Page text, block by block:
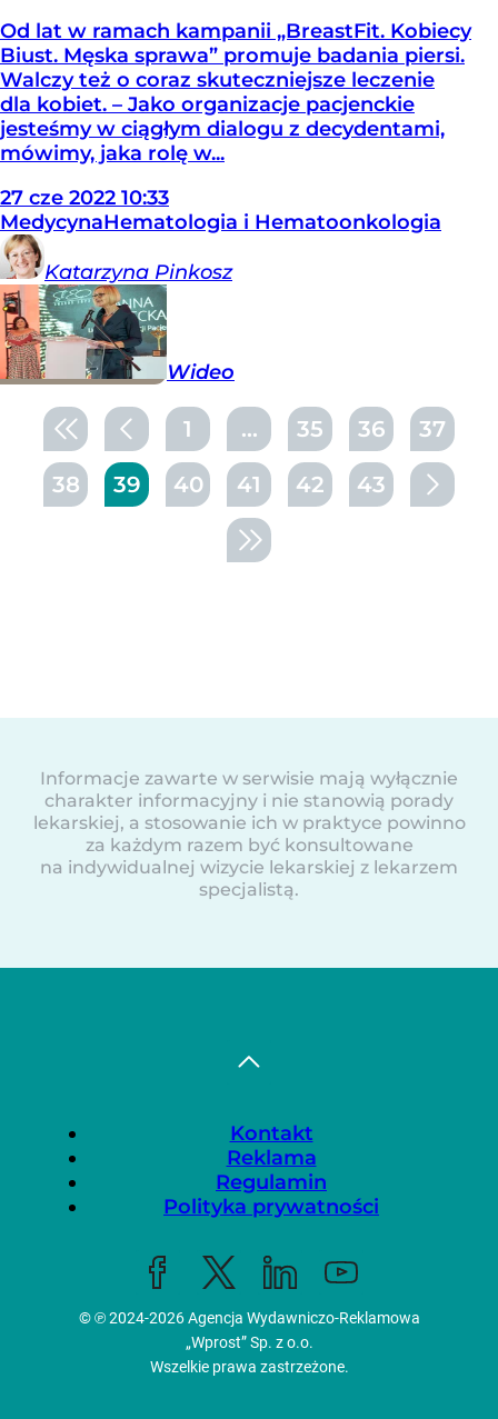
Od lat w ramach kampanii „BreastFit. Kobiecy
Biust. Męska sprawa” promuje badania piersi.
Walczy też o coraz skuteczniejsze leczenie
dla kobiet. – Jako organizacje pacjenckie
jesteśmy w ciągłym dialogu z decydentami,
mówimy, jaka rolę w...
27 cze 2022 10:33
MedycynaHematologia i Hematoonkologia
Katarzyna Pinkosz
Wideo
1 ... 35 36 37
38 39 40 41 42 43
Informacje zawarte w serwisie mają wyłącznie
charakter informacyjny i nie stanowią porady
lekarskiej, a stosowanie ich w praktyce powinno
za każdym razem być konsultowane
na indywidualnej wizycie lekarskiej z lekarzem
specjalistą.
Kontakt
Reklama
Regulamin
Polityka prywatności
© ℗ 2024-2026Agencja Wydawniczo-Reklamowa
„Wprost” Sp. z o.o.
Wszelkie prawa zastrzeżone.